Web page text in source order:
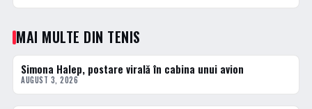
MAI MULTE DIN TENIS
TENIS
Simona Halep, postare virală în cabina unui avion
AUGUST 3, 2026